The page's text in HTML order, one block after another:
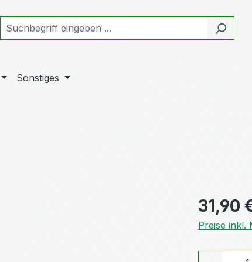
Sonstiges
Regulärer
31,90
Preise inkl.